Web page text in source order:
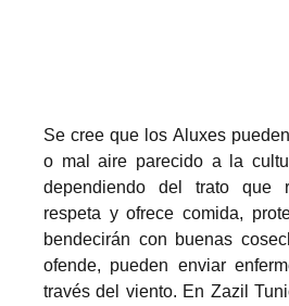
Se cree que los Aluxes
o mal aire parecido a la
dependiendo del trato que
respeta y ofrece comida,
bendecirán con buenas
ofende, pueden enviar
través del viento. En Zazil